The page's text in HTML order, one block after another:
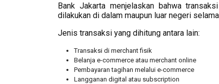
Bank Jakarta menjelaskan bahwa
dilakukan di dalam maupun luar negeri
Jenis transaksi yang dihitung antara lain:
Transaksi di merchant fisik
Belanja e-commerce atau merchant online
Pembayaran tagihan melalui e-commerce
Langganan digital atau subscription